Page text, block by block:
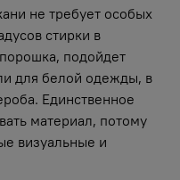
не требует особых
стирки в
подойдет
для белой одежды, в
Единственное
материал, потому
визуальные и